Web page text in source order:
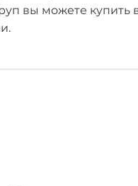
вы можете купить